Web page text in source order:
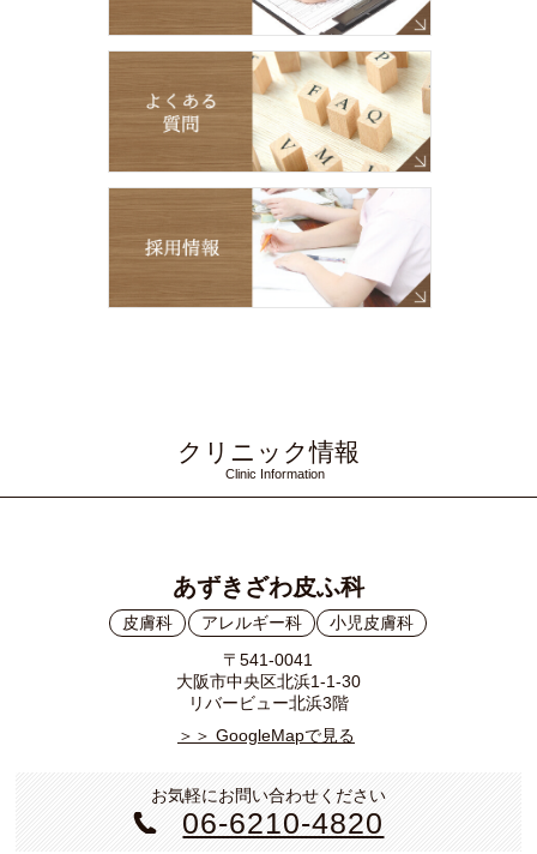
クリニック情報
Clinic Information
あずきざわ皮ふ科
皮膚科 アレルギー科
小児皮膚科
〒541-0041
大阪市中央区北浜1-1-30
リバービュー北浜3階
＞＞ GoogleMapで見る
お気軽にお問い合わせください
06-6210-4820